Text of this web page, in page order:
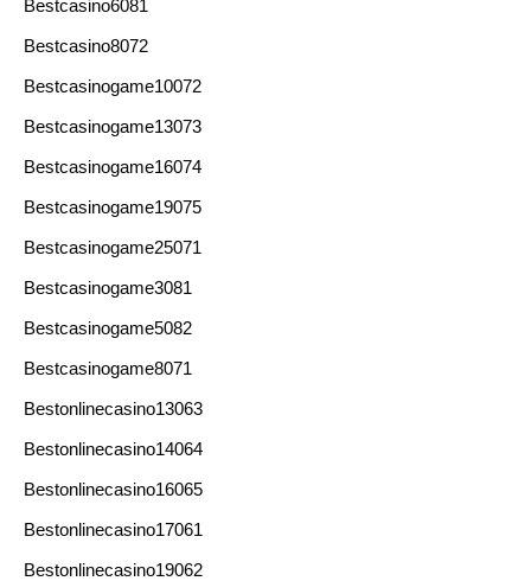
Bestcasino6081
Bestcasino8072
Bestcasinogame10072
Bestcasinogame13073
Bestcasinogame16074
Bestcasinogame19075
Bestcasinogame25071
Bestcasinogame3081
Bestcasinogame5082
Bestcasinogame8071
Bestonlinecasino13063
Bestonlinecasino14064
Bestonlinecasino16065
Bestonlinecasino17061
Bestonlinecasino19062